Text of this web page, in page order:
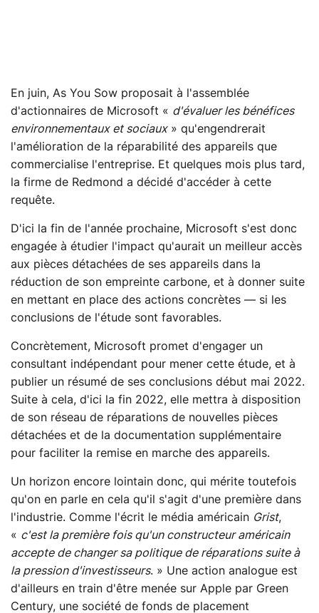
En juin, As You Sow proposait à l'assemblée
d'actionnaires de Microsoft « d'évaluer les bénéfices
environnementaux et sociaux» qu'engendrerait
l'amélioration de la réparabilité des appareils que
commercialise l'entreprise. Et quelques mois plus tard,
la firme de Redmond a décidé d'accéder à cette
requête.
D'ici la fin de l'année prochaine, Microsoft s'est donc
engagée à étudier l'impact qu'aurait un meilleur accès
aux pièces détachées de ses appareils dans la
réduction de son empreinte carbone, et à donner suite
en mettant en place des actions concrètes — si les
conclusions de l'étude sont favorables.
Concrètement, Microsoft promet d'engager un
consultant indépendant pour mener cette étude, et à
publier un résumé de ses conclusions début mai 2022.
Suite à cela, d'ici la fin 2022, elle mettra à disposition
de son réseau de réparations de nouvelles pièces
détachées et de la documentation supplémentaire
pour faciliter la remise en marche des appareils.
Un horizon encore lointain donc, qui mérite toutefois
qu'on en parle en cela qu'il s'agit d'une première dans
l'industrie. Comme l'écrit le média américain Grist,
« c'est la première fois qu'un constructeur américain
accepte de changer sa politique de réparations suite à
la pression d'investisseurs. » Une action analogue est
d'ailleurs en train d'être menée sur Apple par Green
Century, une société de fonds de placement